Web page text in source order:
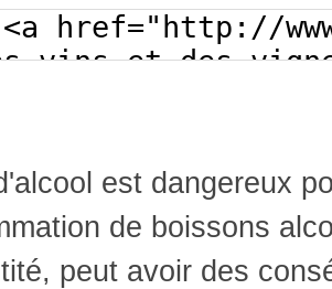
est dangereux
de boissons
peut avoir des